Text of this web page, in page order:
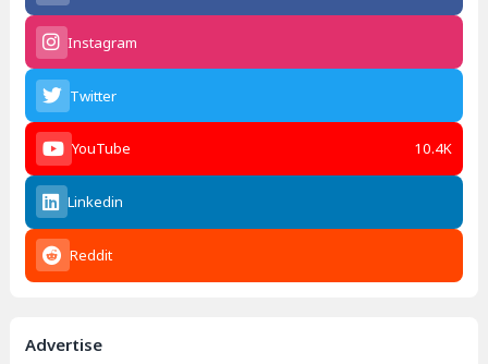
Instagram
Twitter
YouTube 10.4K
Linkedin
Reddit
Advertise